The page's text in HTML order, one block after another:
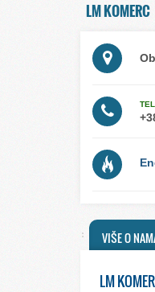
LM KOMERC
VIŠE O
LM